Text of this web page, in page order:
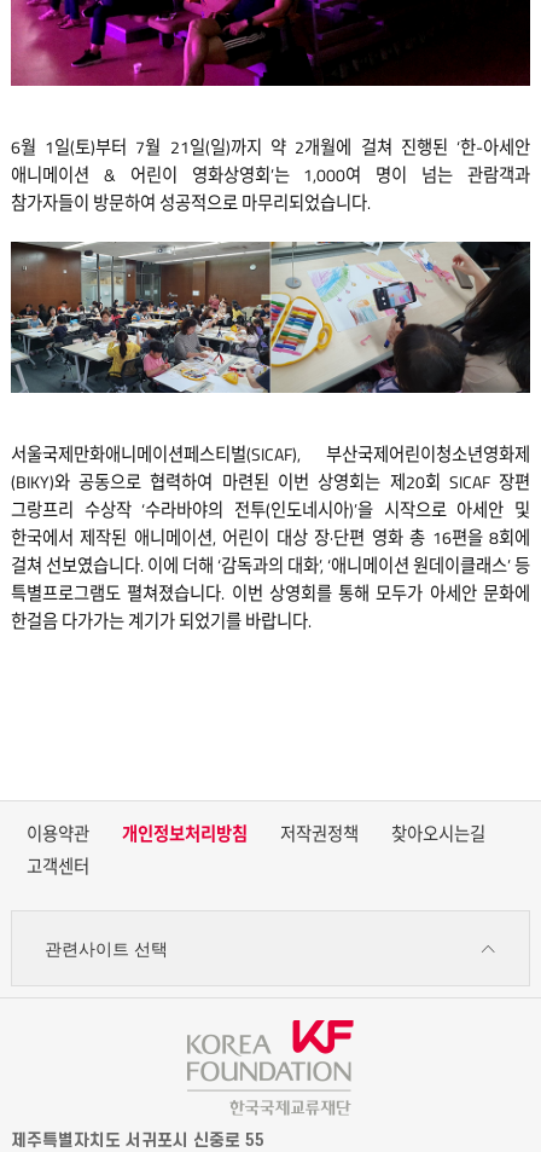
6월 1일(토)부터 7월 21일(일)까지 약 2개월에 걸쳐 진행된 ‘한-아세안
애니메이션 & 어린이 영화상영회’는 1,000여 명이 넘는 관람객과
참가자들이 방문하여 성공적으로 마무리되었습니다.
서울국제만화애니메이션페스티벌(SICAF), 부산국제어린이청소년영화제
(BIKY)와 공동으로 협력하여 마련된 이번 상영회는 제20회 SICAF 장편
그랑프리 수상작 ‘수라바야의 전투(인도네시아)’을 시작으로 아세안 및
한국에서 제작된 애니메이션, 어린이 대상 장·단편 영화 총 16편을 8회에
걸쳐 선보였습니다. 이에 더해 ‘감독과의 대화’, ‘애니메이션 원데이클래스’ 등
특별프로그램도 펼쳐졌습니다. 이번 상영회를 통해 모두가 아세안 문화에
한걸음 다가가는 계기가 되었기를 바랍니다.
이용약관 개인정보처리방침 저작권정책
찾아오시는길
고객센터
관련사이트 선택
제주특별자치도 서귀포시 신중로 55